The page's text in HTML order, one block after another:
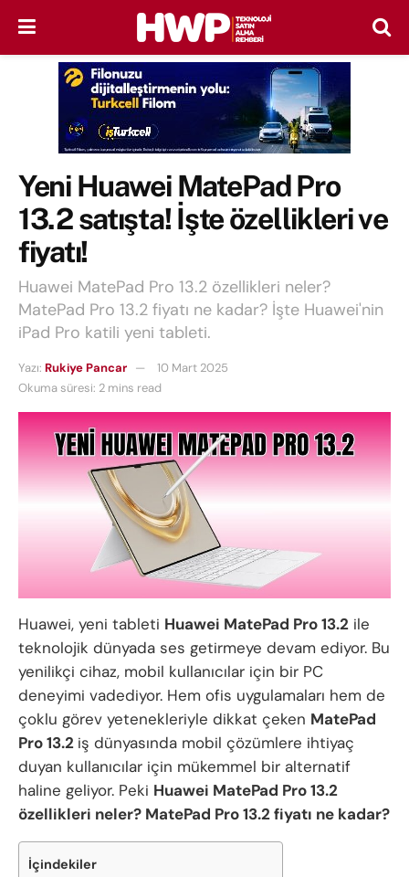
Yeni Huawei MatePad Pro
13.2 satışta! İşte özellikleri ve
fiyatı!
Huawei MatePad Pro 13.2 özellikleri neler?
MatePad Pro 13.2 fiyatı ne kadar? İşte Huawei'nin
iPad Pro katili yeni tableti.
Yazı: Rukiye Pancar
10 Mart 2025
Okuma süresi: 2 mins read
Huawei, yeni tableti Huawei MatePad Pro 13.2 ile
teknolojik dünyada ses getirmeye devam ediyor. Bu
yenilikçi cihaz, mobil kullanıcılar için bir PC
deneyimi vadediyor. Hem ofis uygulamaları hem de
çoklu görev yetenekleriyle dikkat çeken MatePad
Pro 13.2 iş dünyasında mobil çözümlere ihtiyaç
duyan kullanıcılar için mükemmel bir alternatif
haline geliyor. Peki Huawei MatePad Pro 13.2
özellikleri neler? MatePad Pro 13.2 fiyatı ne kadar?
İçindekiler